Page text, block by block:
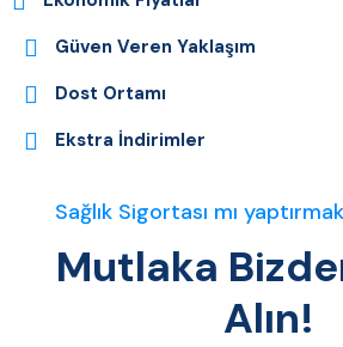
Güven Veren Yaklaşım
Dost Ortamı
Ekstra İndirimler
Sağlık Sigortası mı
Mutlaka
Alın!